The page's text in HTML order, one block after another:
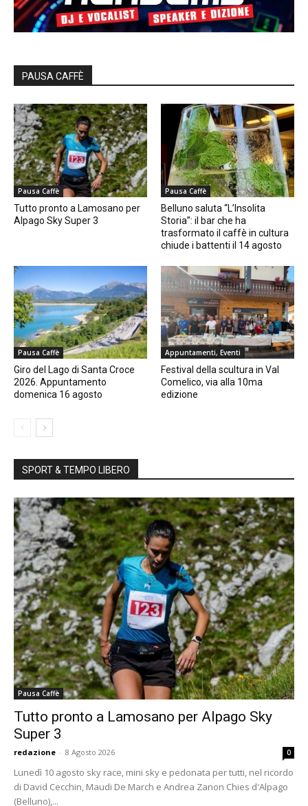
PAUSA CAFFÈ
Pausa Caffè
Tutto pronto a Lamosano per
Alpago Sky Super 3
Pausa Caffè
Belluno saluta “L’Insolita
Storia”: il bar che ha
trasformato il caffè in cultura
chiude i battenti il 14 agosto
Pausa Caffè
Giro del Lago di Santa Croce
2026. Appuntamento
domenica 16 agosto
Appuntamenti, Eventi
Festival della scultura in Val
Comelico, via alla 10ma
edizione
SPORT & TEMPO LIBERO
Pausa Caffè
Tutto pronto a Lamosano per Alpago Sky
Super 3
redazione - 8 Agosto 2026 0
Lunedì 10 agosto sky race, mini sky e pedonata per tutti, nel ricordo
di David Cecchin, Maudi De March e Andrea Zanon Chies d'Alpago
(Belluno),...